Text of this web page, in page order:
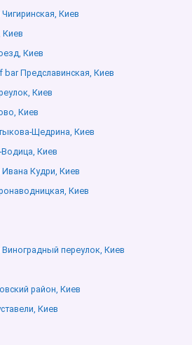
Киев
Киев
Киев
Предславинская, Киев
Киев
Киев
Щедрина, Киев
Киев
Кудри, Киев
Киев
переулок, Киев
район, Киев
Киев